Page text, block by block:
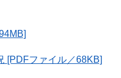
[PDFファイル／68KB]